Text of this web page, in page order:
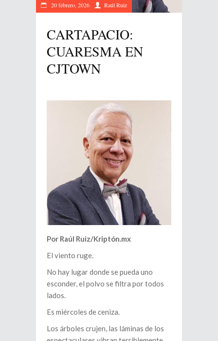
20 febrero, 2026 Raúl Ruiz
CARTAPACIO:
CUARESMA EN
CJTOWN
Por Raúl Ruiz/Kriptón.mx
El viento ruge.
No hay lugar donde se pueda uno
esconder, el polvo se filtra por todos
lados.
Es miércoles de ceniza.
Los árboles crujen, las láminas de los